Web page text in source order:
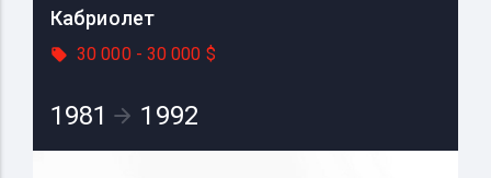
Кабриолет
30 000 - 30 000 $
1981 1992